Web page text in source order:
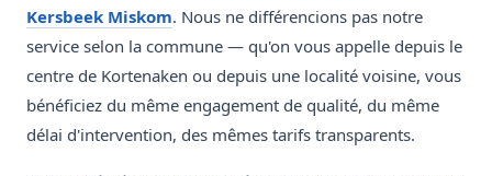
Kersbeek Miskom. Nous ne différencions pas notre
service selon la commune — qu'on vous appelle depuis le
centre de Kortenaken ou depuis une localité voisine, vous
bénéficiez du même engagement de qualité, du même
délai d'intervention, des mêmes tarifs transparents.